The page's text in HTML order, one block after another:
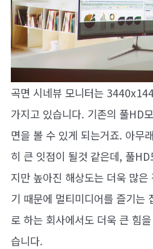
곡면 시네뷰 모니터는
가지고 있습니다. 기존의 풀HD
면을 볼 수 있게 되는거죠. 아무
히 큰 잇점이 될것 같은데, 풀
지만 높아진 해상도는 더욱 많
기 때문에 멀티미디어를 즐기는
로 하는 회사에서도 더욱 큰 힘
습니다.